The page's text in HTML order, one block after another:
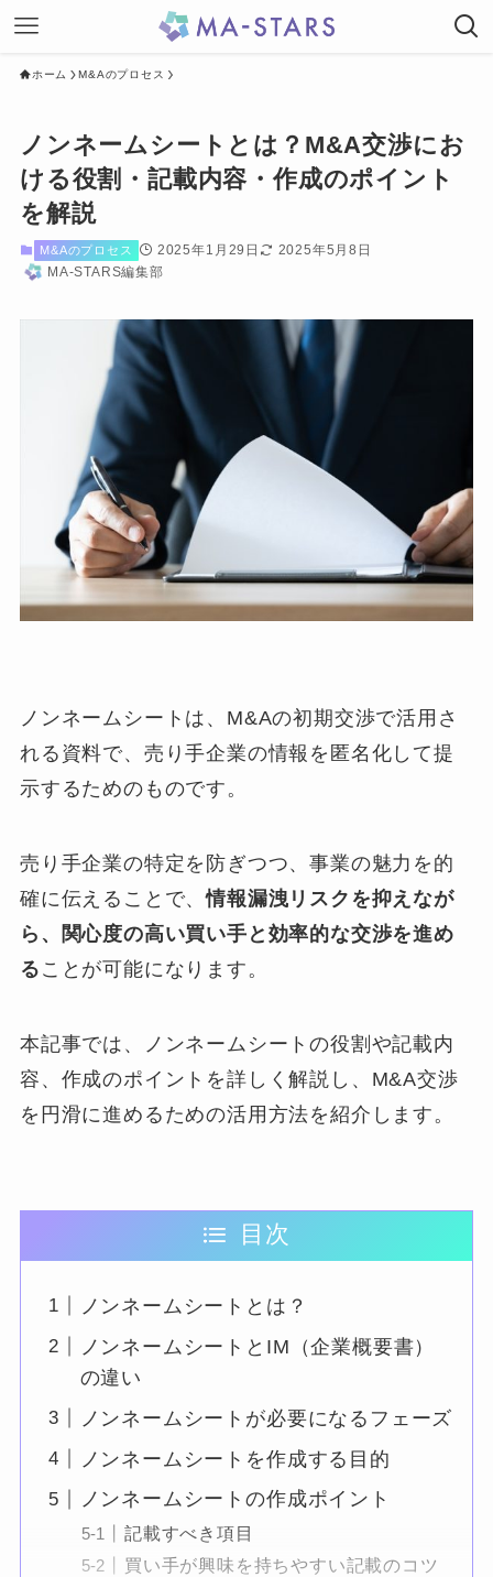
ホーム M&Aのプロセス
ノンネームシートとは？M&A交渉にお
ける役割・記載内容・作成のポイント
を解説
M&Aのプロセス 2025年1月29日
2025年5月8日
MA-STARS編集部
ノンネームシートは、M&Aの初期交渉で活用さ
れる資料で、売り手企業の情報を匿名化して提
示するためのものです。
売り手企業の特定を防ぎつつ、事業の魅力を的
確に伝えることで、情報漏洩リスクを抑えなが
ら、関心度の高い買い手と効率的な交渉を進め
る ことが可能になります。
本記事では、ノンネームシートの役割や記載内
容、作成のポイントを詳しく解説し、M&A交渉
を円滑に進めるための活用方法を紹介します。
目次
ノンネームシートとは？
ノンネームシートとIM（企業概要書）
の違い
ノンネームシートが必要になるフェーズ
ノンネームシートを作成する目的
ノンネームシートの作成ポイント
記載すべき項目
買い手が興味を持ちやすい記載のコツ